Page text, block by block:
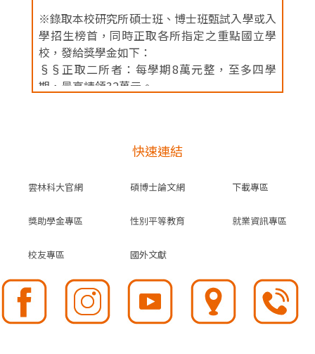
※錄取本校研究所碩士班、博士班甄試入學或入
學招生榜首，同時正取各所指定之重點國立學
校，發給獎學金如下：
§§正取二所者：每學期8萬元整，至多四學
期，最高請領32萬元。
※本校畢業生以甄試入學或入學招生正取本校碩
合下列標準者：
之十以內者，發給第三類獎學金(每學期5萬元
2. 歷年學業成績名次列該班前百分之十以內者，
萬元)。
3. 歷年學業成績名次列該班前百分之二十以內
者，發給第五類獎學金(每學期2萬元整，最高請
快速連結
雲林科大官網 碩博士論文網 下載專區
獎助學金專區 性別平等教育 就業資訊專區
校友專區 國外文獻